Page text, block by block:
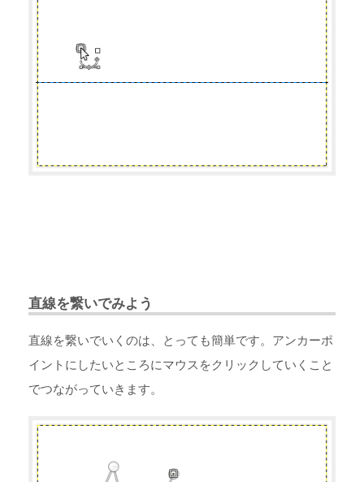
直線を繋いでみよう
直線を繋いでいくのは、とっても簡単です。アンカーポ
イントにしたいところにマウスをクリックしていくこと
でつながっていきます。